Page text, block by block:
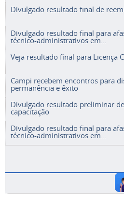
Divulgado resultado final de
Divulgado resultado final para
técnico-administrativos em...
Veja resultado final para Licença
Campi recebem encontros para
permanência e êxito
Divulgado resultado preliminar
capacitação
Divulgado resultado final para
técnico-administrativos em...